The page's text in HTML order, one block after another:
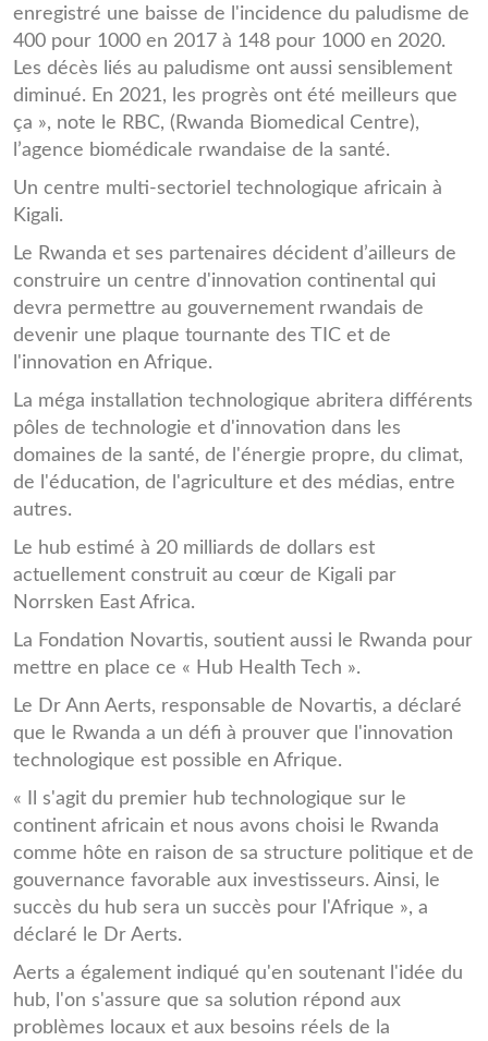
enregistré une baisse de l'incidence du paludisme de
400 pour 1000 en 2017 à 148 pour 1000 en 2020.
Les décès liés au paludisme ont aussi sensiblement
diminué. En 2021, les progrès ont été meilleurs que
ça », note le RBC, (Rwanda Biomedical Centre),
l’agence biomédicale rwandaise de la santé.
Un centre multi-sectoriel technologique africain à
Kigali.
Le Rwanda et ses partenaires décident d’ailleurs de
construire un centre d'innovation continental qui
devra permettre au gouvernement rwandais de
devenir une plaque tournante des TIC et de
l'innovation en Afrique.
La méga installation technologique abritera différents
pôles de technologie et d'innovation dans les
domaines de la santé, de l'énergie propre, du climat,
de l'éducation, de l'agriculture et des médias, entre
autres.
Le hub estimé à 20 milliards de dollars est
actuellement construit au cœur de Kigali par
Norrsken East Africa.
La Fondation Novartis, soutient aussi le Rwanda pour
mettre en place ce « Hub Health Tech ».
Le Dr Ann Aerts, responsable de Novartis, a déclaré
que le Rwanda a un défi à prouver que l'innovation
technologique est possible en Afrique.
« Il s'agit du premier hub technologique sur le
continent africain et nous avons choisi le Rwanda
comme hôte en raison de sa structure politique et de
gouvernance favorable aux investisseurs. Ainsi, le
succès du hub sera un succès pour l'Afrique », a
déclaré le Dr Aerts.
Aerts a également indiqué qu'en soutenant l'idée du
hub, l'on s'assure que sa solution répond aux
problèmes locaux et aux besoins réels de la